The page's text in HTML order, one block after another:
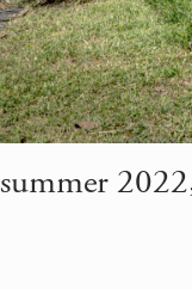
summer